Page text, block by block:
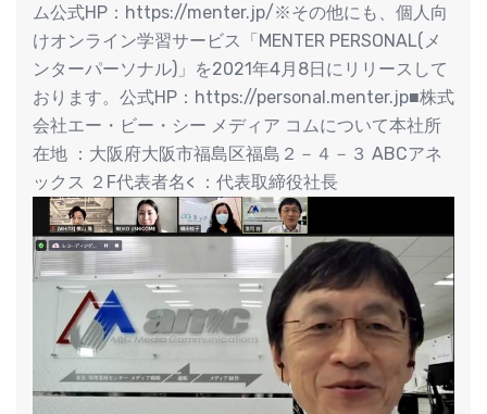
ム公式HP：https://menter.jp/※その他にも、個人向
けオンライン学習サービス「MENTER PERSONAL(メ
ンターパーソナル)」を2021年4月8日にリリースして
おります。公式HP：https://personal.menter.jp■株式
会社エー・ビー・シー メディア コムについて本社所
在地 ：大阪府大阪市福島区福島２－４－３ ABCアネ
ックス ２F代表者名< ：代表取締役社長